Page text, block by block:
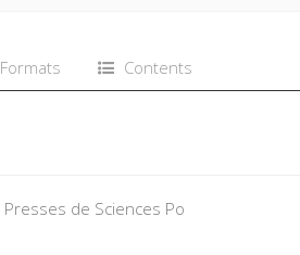
Formats Contents
Presses de Sciences Po